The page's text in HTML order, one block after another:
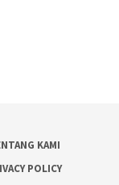
KAMI
POLICY